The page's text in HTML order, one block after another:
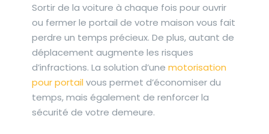
Sortir de la voiture à chaque fois pour ouvrir
ou fermer le portail de votre maison vous fait
perdre un temps précieux. De plus, autant de
déplacement augmente les risques
d’infractions. La solution d’unemotorisation
pour portailvous permet d’économiser du
temps, mais également de renforcer la
sécurité de votre demeure.